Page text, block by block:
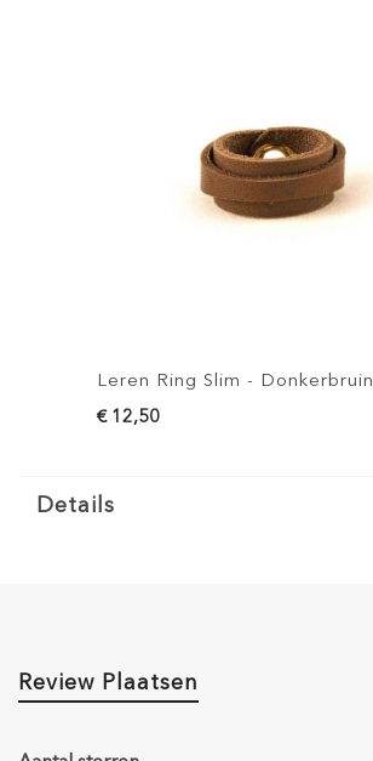
Leren Ring Slim - Donkerbruin
€ 12,50
Details
Review Plaatsen